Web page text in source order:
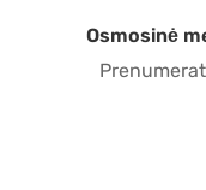
Osmosinė